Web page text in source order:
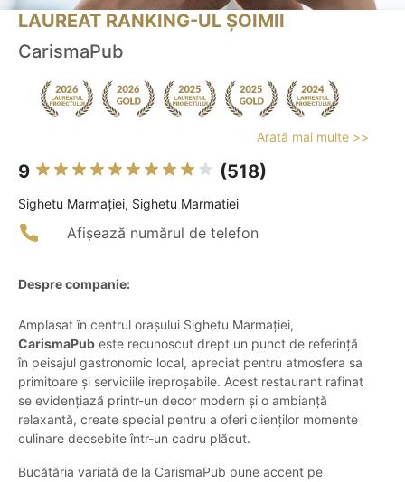
LAUREAT RANKING-UL ȘOIMII
CarismaPub
Arată mai multe >>
9 (518)
Sighetu Marmaţiei, Sighetu Marmatiei
Afișează numărul de telefon
Despre companie:
Amplasat în centrul orașului Sighetu Marmației,
CarismaPub este recunoscut drept un punct de referință
în peisajul gastronomic local, apreciat pentru atmosfera sa
primitoare și serviciile ireproșabile. Acest restaurant rafinat
se evidențiază printr-un decor modern și o ambianță
relaxantă, create special pentru a oferi clienților momente
culinare deosebite într-un cadru plăcut.
Bucătăria variată de la CarismaPub pune accent pe